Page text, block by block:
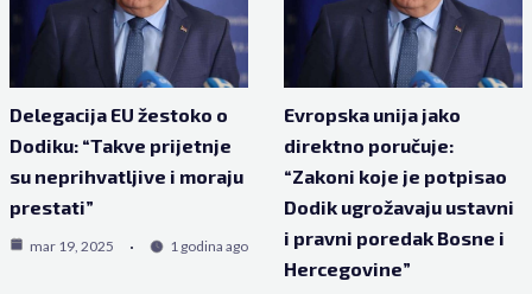
Delegacija EU žestoko o
Dodiku: “Takve prijetnje
su neprihvatljive i moraju
prestati”
mar 19, 2025 1 godina ago
Evropska unija jako
direktno poručuje:
“Zakoni koje je potpisao
Dodik ugrožavaju ustavni
i pravni poredak Bosne i
Hercegovine”